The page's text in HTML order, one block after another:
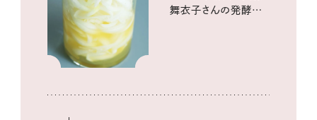
舞衣子さんの発酵と